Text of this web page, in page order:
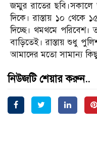
জম্মুর রাতের
দিকে। রাস্তায় ১০ থেকে
দিচ্ছে। থমথমে
বাড়িতেই। রাস্তায় শুধু
আমাদের মতো সামান্য কিছু
নিউজটি শেয়ার করুন..